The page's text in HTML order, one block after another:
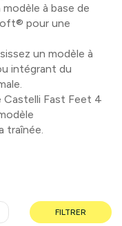
à base de
pour une
un modèle à
intégrant du
Castelli Fast Feet 4
traînée.
FILTRER